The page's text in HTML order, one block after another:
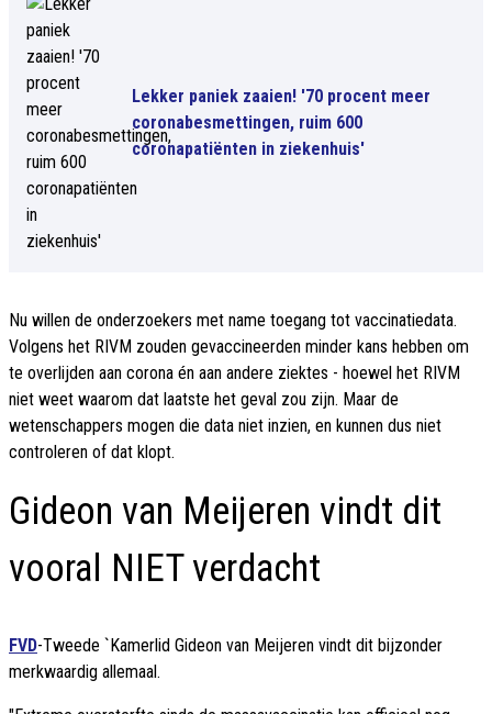
Lekker paniek zaaien! '70 procent meer
coronabesmettingen, ruim 600
coronapatiënten in ziekenhuis'
Nu willen de onderzoekers met name toegang tot vaccinatiedata.
Volgens het RIVM zouden gevaccineerden minder kans hebben om
te overlijden aan corona én aan andere ziektes - hoewel het RIVM
niet weet waarom dat laatste het geval zou zijn. Maar de
wetenschappers mogen die data niet inzien, en kunnen dus niet
controleren of dat klopt.
Gideon van Meijeren vindt dit
vooral NIET verdacht
FVD-Tweede `Kamerlid Gideon van Meijeren vindt dit bijzonder
merkwaardig allemaal.